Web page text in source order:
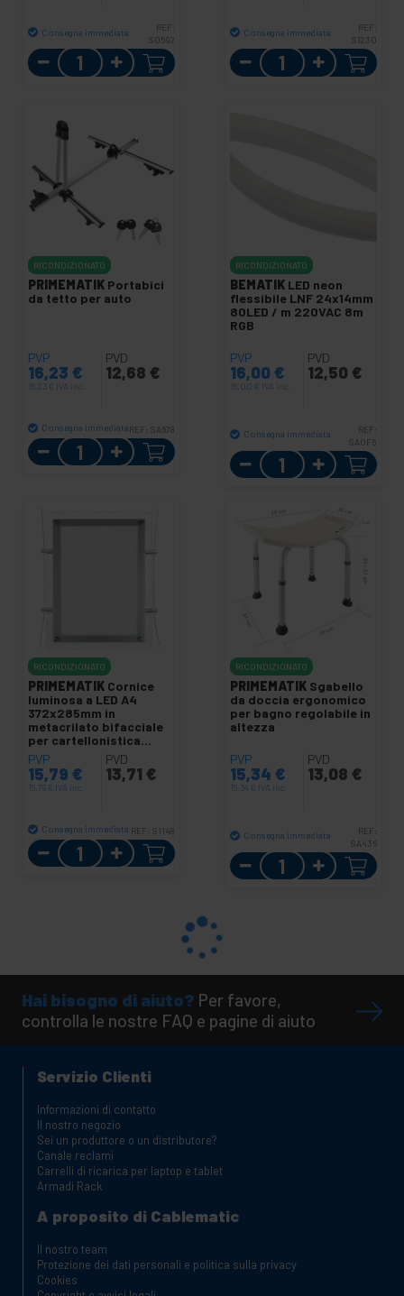
Consegna immediata
REF:
S0592
Quantità
Consegna immediata
REF:
S1230
Quantità
RICONDIZIONATO
PRIMEMATIK Portabici
da tetto per auto
PVP
16,23 €
16,23 € IVA inc.
PVD
12,68 €
Consegna immediataREF: SA678
Quantità
RICONDIZIONATO
BEMATIK LED neon
flessibile LNF 24x14mm
80LED / m 220VAC 8m
RGB
PVP
16,00 €
16,00 € IVA inc.
PVD
12,50 €
Consegna immediata
REF:
SA0F5
Quantità
RICONDIZIONATO
PRIMEMATIK Cornice
luminosa a LED A4
372x285mm in
metacrilato bifacciale
per cartellonistica
pubblicitaria
PVP
15,79 €
15,79 € IVA inc.
PVD
13,71 €
Consegna immediata REF: S1148
Quantità
RICONDIZIONATO
PRIMEMATIK Sgabello
da doccia ergonomico
per bagno regolabile in
altezza
PVP
15,34 €
15,34 € IVA inc.
PVD
13,08 €
Consegna immediata
REF:
SA436
Quantità
Hai bisogno di aiuto? Per favore,
controlla le nostre FAQ e pagine di aiuto
Servizio Clienti
Informazioni di contatto
Il nostro negozio
Sei un produttore o un distributore?
Canale reclami
Carrelli di ricarica per laptop e tablet
Armadi Rack
A proposito di Cablematic
Il nostro team
Protezione dei dati personali e politica sulla privacy
Cookies